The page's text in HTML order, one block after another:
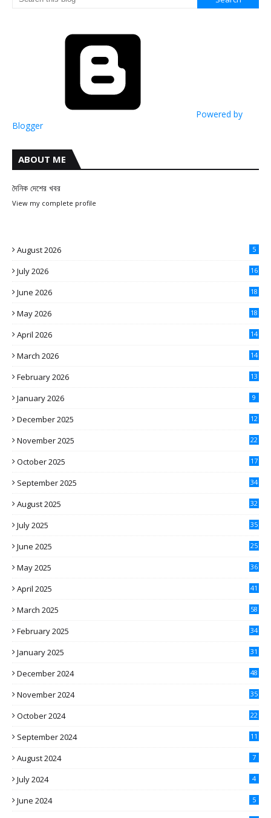
Powered by
Blogger
ABOUT ME
দৈনিক দেশের খবর
View my complete profile
August 2026 5
July 2026 16
June 2026 18
May 2026 18
April 2026 14
March 2026 14
February 2026 13
January 2026 9
December 2025 12
November 2025 22
October 2025 17
September 2025 34
August 2025 32
July 2025 35
June 2025 25
May 2025 36
April 2025 41
March 2025 58
February 2025 34
January 2025 31
December 2024 48
November 2024 35
October 2024 22
September 2024 11
August 2024 7
July 2024 4
June 2024 5